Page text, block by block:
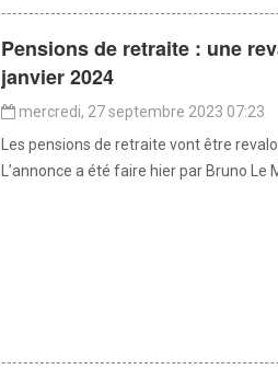
Pensions de retraite : une
janvier 2024
mercredi, 27 septembre 2023 07:23
Les pensions de retraite vont être
L’annonce a été faire hier par Bruno Le